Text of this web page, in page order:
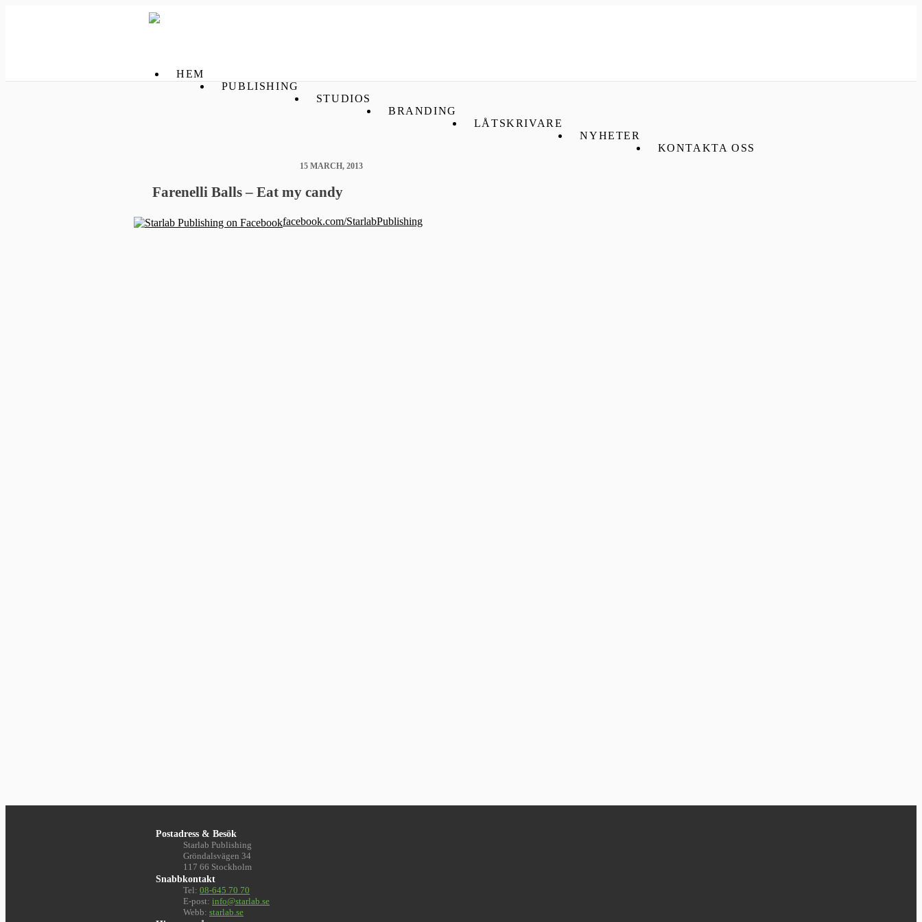
HEM
PUBLISHING
STUDIOS
BRANDING
LÅTSKRIVARE
NYHETER
KONTAKTA OSS
15 MARCH, 2013
Farenelli Balls – Eat my candy
facebook.com/StarlabPublishing
Postadress & Besök
Starlab Publishing
Gröndalsvägen 34
117 66 Stockholm
Snabbkontakt
Tel: 08-645 70 70
E-post: info@starlab.se
Webb: starlab.se